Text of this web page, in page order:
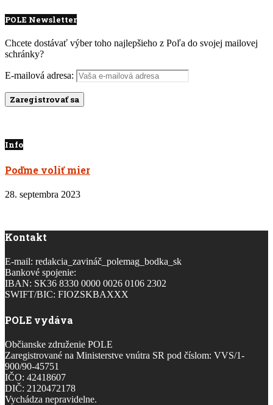
POLE Newsletter
Chcete dostávať výber toho najlepšieho z Poľa do svojej mailovej
schránky?
E-mailová adresa:
Info
Poďme voliť mier
28. septembra 2023
Kontakt
E-mail: redakcia_zavináč_polemag_bodka_sk
Bankové spojenie:
IBAN: SK36 8330 0000 0026 0106 2302
SWIFT/BIC: FIOZSKBAXXX
POLE vydáva
Občianske združenie POLE
Zaregistrované na Ministerstve vnútra SR pod číslom: VVS/1-
900/90-45751
IČO: 42418607
DIČ: 2120472178
Vychádza nepravidelne.